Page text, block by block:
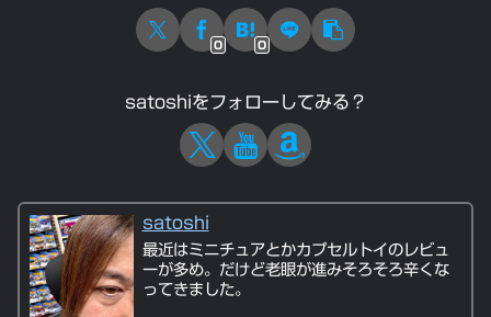
0 0
satoshiをフォローしてみる？
satoshi
最近はミニチュアとかカプセルトイのレビュ
ーが多め。だけど老眼が進みそろそろ辛くな
ってきました。